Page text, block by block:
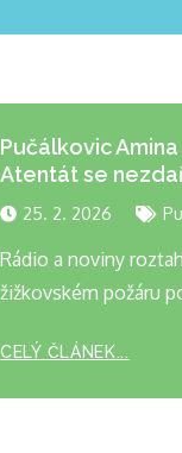
Pučálkovic Amina
Atentát se
25. 2. 2026
Rádio a noviny
žižkovském požáru
CELÝ ČLÁNEK...